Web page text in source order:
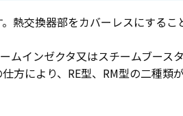
熱交換器部をカバーレスにする
ムインゼクタ又はスチームブース
により、RE型、RM型の二種類が